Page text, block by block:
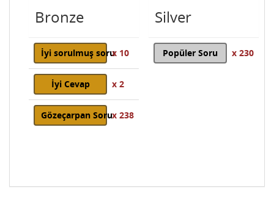
Bronze
İyi sorulmuş sorux 10
İyi Cevap x 2
Gözeçarpan Sorux 238
Silver
Popüler Soru x 230